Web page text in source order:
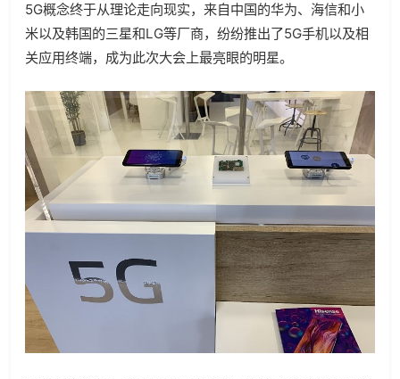
5G概念终于从理论走向现实，来自中国的华为、海信和小
米以及韩国的三星和LG等厂商，纷纷推出了5G手机以及相
关应用终端，成为此次大会上最亮眼的明星。